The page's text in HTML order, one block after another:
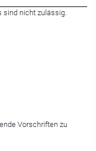
sind nicht zulässig.
Vorschriften zu